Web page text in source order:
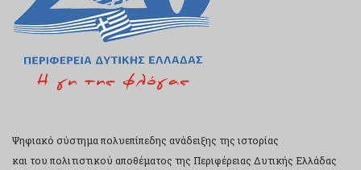
Ψηφιακό σύστημα πολυεπίπεδης ανάδειξης της ιστορίας
και του πολιτιστικού αποθέματος της Περιφέρειας Δυτικής Ελλάδας